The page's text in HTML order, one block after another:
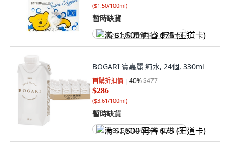
($1.50/100ml)
暫時缺貨
满 $1,500 再省 $75 (王道卡)
BOGARI 寶嘉麗 純水, 24個, 330ml
首購折扣價 40%$477
$286
($3.61/100ml)
暫時缺貨
满 $1,500 再省 $75 (王道卡)